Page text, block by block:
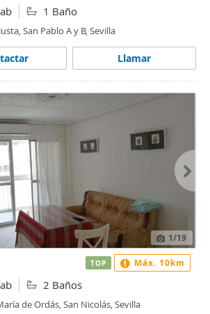
1 Baño
San Pablo A y B, Sevilla
Llamar
1/19
2 Baños
de Ordás, San Nicolás, Sevilla
TOP Máx. 10km